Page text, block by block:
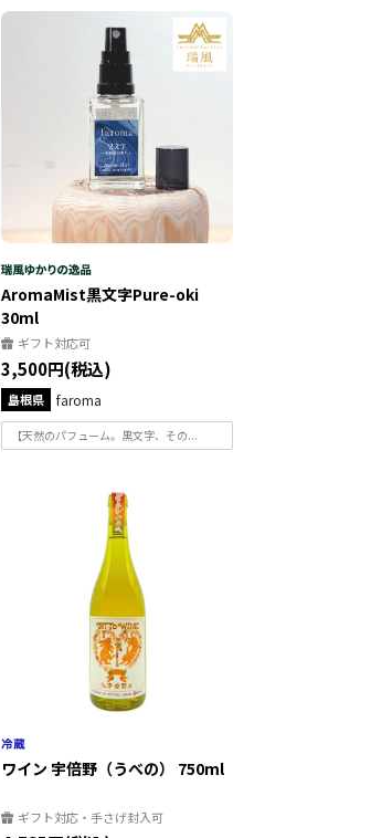
AromaMist黒文字Pure-oki
30ml
ギフト対応可
3,500円(税込)
島根県 faroma
【天然のパフューム。黒文字、その...
ワイン 宇倍野（うべの） 750ml
ギフト対応・手さげ封入可